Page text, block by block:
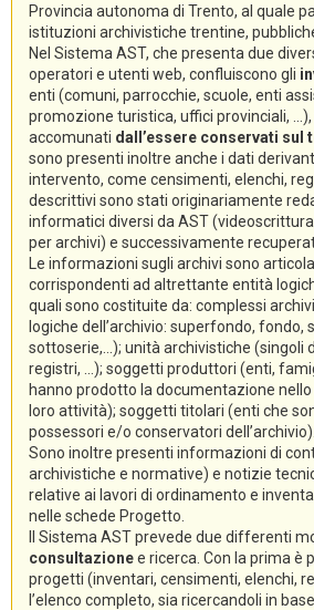
Provincia autonoma di Trento, al quale
istituzioni archivistiche trentine,
Nel Sistema AST, che presenta due
operatori e utenti web, confluiscono gli
enti (comuni, parrocchie, scuole, enti
promozione turistica, uffici provinciali,
accomunati dall’essere conservati
sono presenti inoltre anche i dati
intervento, come censimenti, elenchi,
descrittivi sono stati originariamente
informatici diversi da AST
per archivi) e successivamente
Le informazioni sugli archivi sono
corrispondenti ad altrettante entità
quali sono costituite da: complessi
logiche dell’archivio: superfondo, fondo,
sottoserie,...); unità archivistiche (singoli
registri, ...); soggetti produttori (enti,
hanno prodotto la documentazione
loro attività); soggetti titolari (enti che
possessori e/o conservatori dell’archivio).
Sono inoltre presenti informazioni di
archivistiche e normative) e notizie
relative ai lavori di ordinamento e
nelle schede Progetto.
Il Sistema AST prevede due differenti
consultazionee ricerca. Con la prima è
progetti (inventari, censimenti, elenchi,
l’elenco completo, sia ricercandoli in